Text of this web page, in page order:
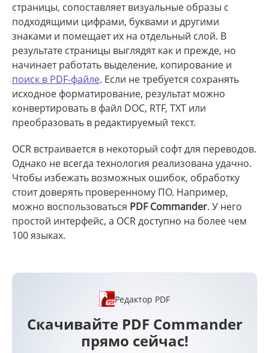
страницы, сопоставляет визуальные образы с
подходящими цифрами, буквами и другими
знаками и помещает их на отдельный слой. В
результате страницы выглядят как и прежде, но
начинает работать выделение, копирование и
поиск в PDF-файле. Если не требуется сохранять
исходное форматирование, результат можно
конвертировать в файл DOC, RTF, TXT или
преобразовать в редактируемый текст.
OCR встраивается в некоторый софт для переводов.
Однако не всегда технология реализована удачно.
Чтобы избежать возможных ошибок, обработку
стоит доверять проверенному ПО. Например,
можно воспользоваться PDF Commander. У него
простой интерфейс, а OCR доступно на более чем
100 языках.
Редактор PDF
Скачивайте PDF Commander
прямо сейчас!